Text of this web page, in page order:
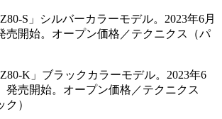
S」シルバーカラーモデル。2023年6月
売開始。オープン価格／テクニクス（パ
K」ブラックカラーモデル。2023年6
発売開始。オープン価格／テクニクス
ク）